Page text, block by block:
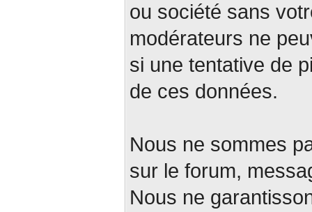
ou société sans
modérateurs ne
si une tentative de
de ces données.
Nous ne sommes
sur le forum,
Nous ne